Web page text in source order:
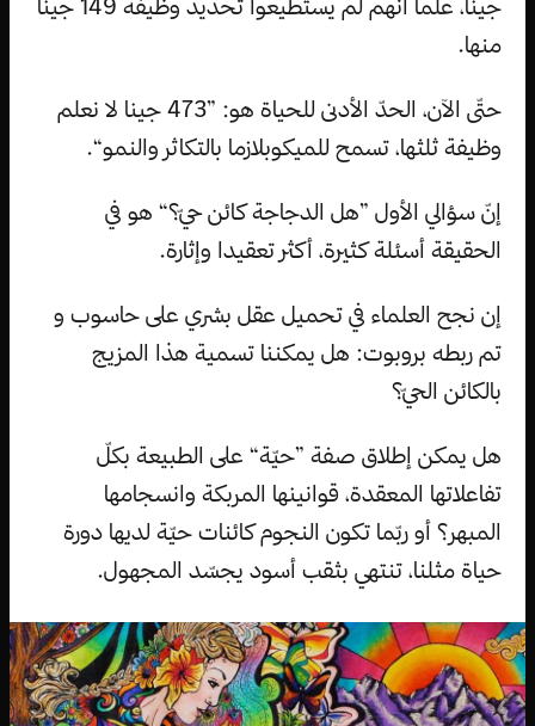
جينا، علما أنّهم لم يستطيعوا تحديد وظيفة 149 جينا
منها.
حتّى الآن، الحدّ الأدنى للحياة هو: ”473 جينا لا نعلم
وظيفة ثلثها، تسمح للميكوبلازما بالتكاثر والنمو“.
إنّ سؤالي الأول ”هل الدجاجة كائن حيّ؟“ هو في
الحقيقة أسئلة كثيرة، أكثر تعقيدا وإثارة.
إن نجح العلماء في تحميل عقل بشري على حاسوب و
تم ربطه بروبوت: هل يمكننا تسمية هذا المزيج
بالكائن الحيّ؟
هل يمكن إطلاق صفة ”حيّة“ على الطبيعة بكلّ
تفاعلاتها المعقدة، قوانينها المربكة وانسجامها
المبهر؟ أو ربّما تكون النجوم كائنات حيّة لديها دورة
حياة مثلنا، تنتهي بثقب أسود يجسّد المجهول.